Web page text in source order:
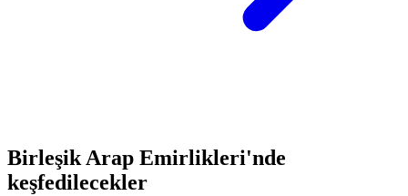
Birleşik Arap Emirlikleri'nde
keşfedilecekler